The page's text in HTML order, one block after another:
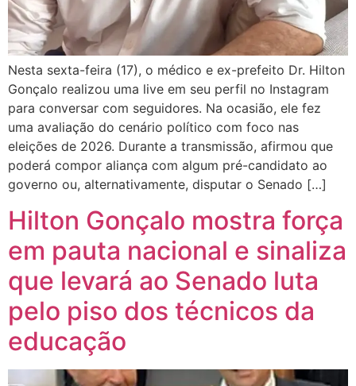
Nesta sexta-feira (17), o médico e ex-prefeito Dr. Hilton
Gonçalo realizou uma live em seu perfil no Instagram
para conversar com seguidores. Na ocasião, ele fez
uma avaliação do cenário político com foco nas
eleições de 2026. Durante a transmissão, afirmou que
poderá compor aliança com algum pré-candidato ao
governo ou, alternativamente, disputar o Senado […]
Hilton Gonçalo mostra força
em pauta nacional e sinaliza
que levará ao Senado luta
pelo piso dos técnicos da
educação